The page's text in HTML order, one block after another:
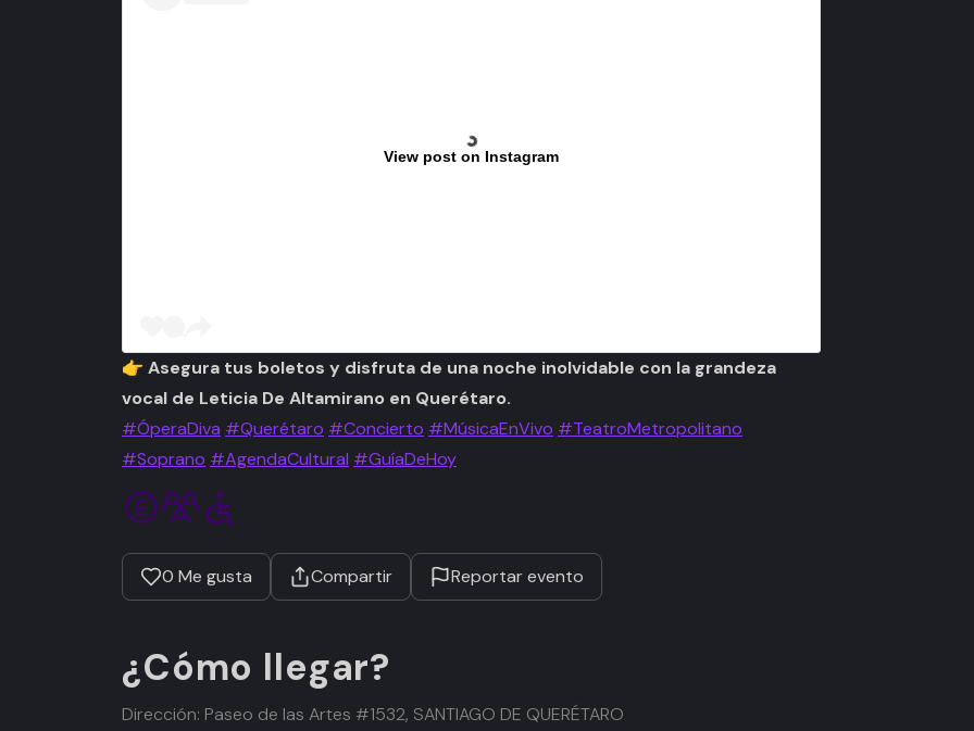
View post on Instagram
👉 Asegura tus boletos y disfruta de una noche inolvidable con la grandeza
vocal de Leticia De Altamirano en Querétaro.
#ÓperaDiva #Querétaro #Concierto #MúsicaEnVivo #TeatroMetropolitano
#Soprano #AgendaCultural #GuíaDeHoy
0 Me gusta Compartir Reportar evento
¿Cómo llegar?
Dirección: Paseo de las Artes #1532, SANTIAGO DE QUERÉTARO